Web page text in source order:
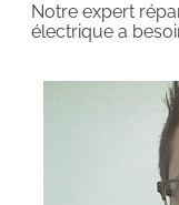
Notre expert
électrique a